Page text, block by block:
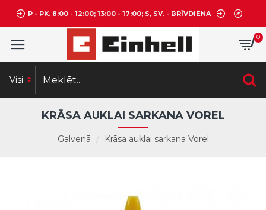
P - PK. 8:00 - 12:00; 13:00 - 17:00; S, SV. - BRĪVDIENA
0
Visi
Galvenā Krāsa auklai sarkana Vorel
KRĀSA AUKLAI SARKANA VOREL